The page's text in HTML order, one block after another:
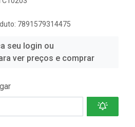
7891579314475
seu login ou
ver preços e comprar